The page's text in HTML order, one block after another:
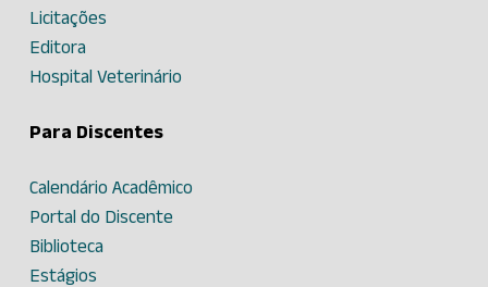
Licitações
Editora
Hospital Veterinário
Para Discentes
Calendário Acadêmico
Portal do Discente
Biblioteca
Estágios